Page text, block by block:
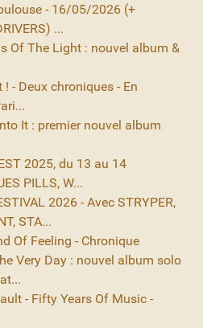
- 16/05/2026 (+
...
Of The Light : nouvel album &
! - Deux chroniques - En
It : premier nouvel album
2025, du 13 au 14
PILLS, W...
2026 - Avec STRYPER,
STA...
Of Feeling - Chronique
Very Day : nouvel album solo
- Fifty Years Of Music -